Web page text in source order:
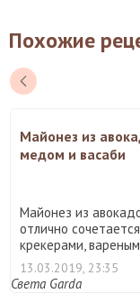
Похожие
Майонез из
медом и васаби
Майонез из
отлично
крекерами,
яйцами, ...
13.03.2019, 23:35
Света Garda